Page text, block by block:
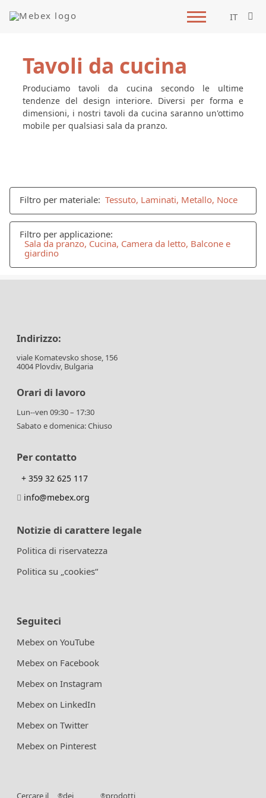
IT
Tavoli da cucina
Produciamo tavoli da cucina secondo le ultime
tendenze del design interiore. Diversi per forma e
dimensioni, i nostri tavoli da cucina saranno un'ottimo
mobile per qualsiasi sala da pranzo.
Filtro per materiale: Tessuto, Laminati, Metallo, Noce
Filtro per applicazione:
Sala da pranzo, Cucina, Camera da letto, Balcone e
giardino
Indirizzo:
viale Komatevsko shose, 156
4004 Plovdiv, Bulgaria
Orari di lavoro
Lun--ven 09:30 – 17:30
Sabato e domenica: Chiuso
Per contatto
+ 359 32 625 117
info@mebex.org
Notizie di carattere legale
Politica di riservatezza
Politica su „cookies“
Seguiteci
Mebex on YouTube
Mebex on Facebook
Mebex on Instagram
Mebex on LinkedIn
Mebex on Twitter
Mebex on Pinterest
Cercare il ®dei ®prodotti